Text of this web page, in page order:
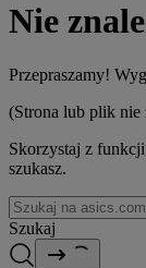
Nie
Przepraszamy!
(Strona lub plik nie
Skorzystaj z
szukasz.
Szukaj